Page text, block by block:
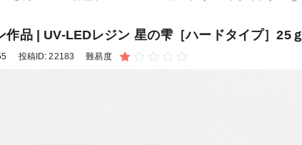
作品 | UV-LEDレジン 星の雫［ハードタイプ］25ｇ
投稿ID:22183 難易度